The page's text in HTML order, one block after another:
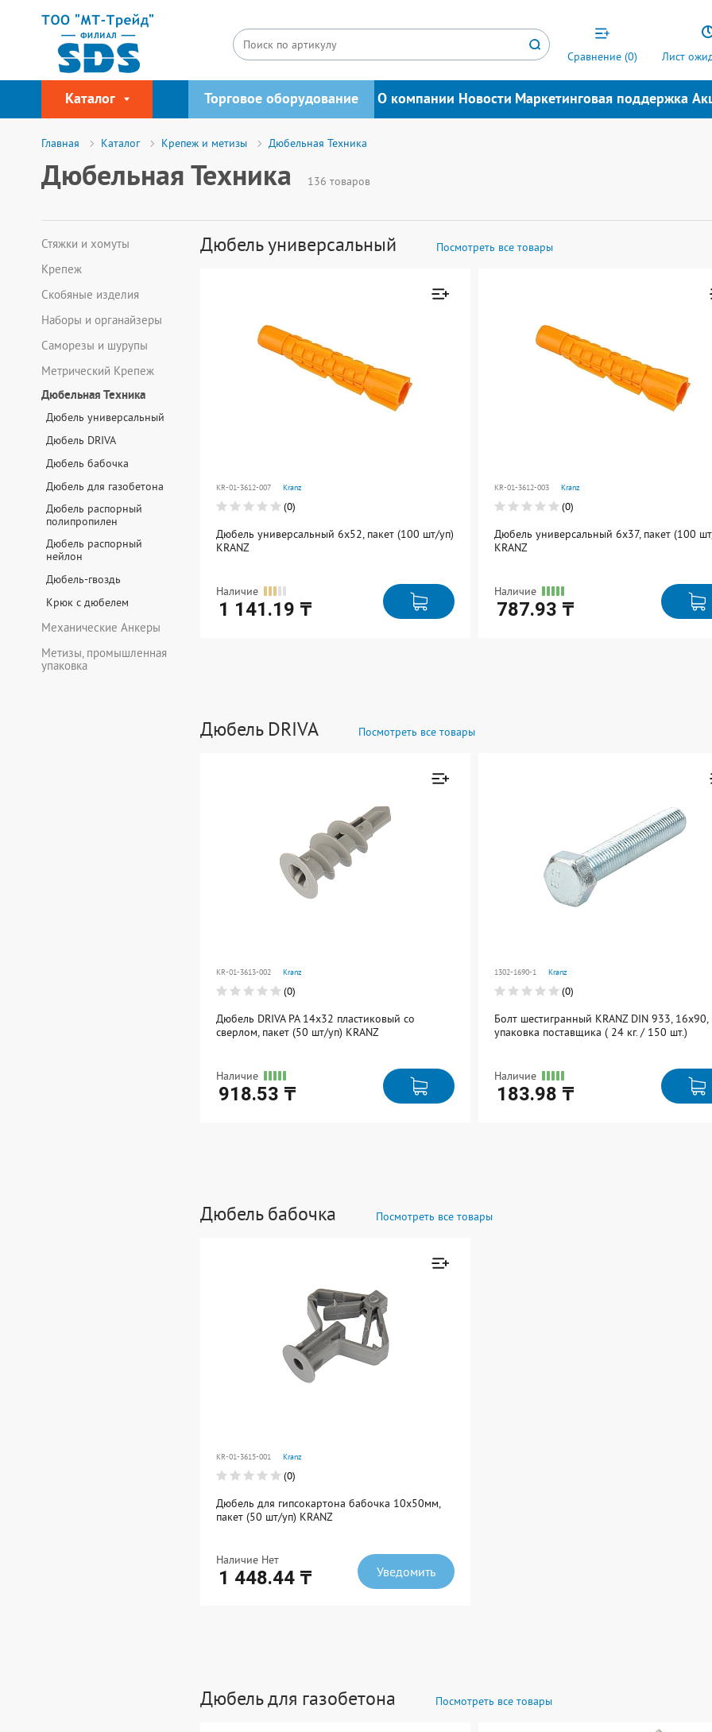
Сравнение (0) Лист
Каталог Торговое оборудование О компании Новости Маркетинговая поддержка
Главная Каталог Крепеж и метизы Дюбельная Техника
Дюбельная Техника 136 товаров
Стяжки и хомуты
Крепеж
Скобяные изделия
Наборы и органайзеры
Саморезы и шурупы
Метрический Крепеж
Дюбельная Техника
Дюбель универсальный
Дюбель DRIVA
Дюбель бабочка
Дюбель для газобетона
Дюбель распорный
полипропилен
Дюбель распорный
нейлон
Дюбель-гвоздь
Крюк с дюбелем
Механические Анкеры
Метизы, промышленная
упаковка
Дюбель универсальный Посмотреть все товары
Перейти
KR-01-3612-007 Kranz
(0)
Дюбель универсальный 6х52, пакет (100 шт/уп)
KRANZ
Наличие
1 141.19 ₸
Перейти
KR-01-3612-003 Kranz
(0)
Дюбель универсальный 6х37, пакет (100
KRANZ
Наличие
787.93 ₸
Дюбель DRIVA Посмотреть все товары
Товар добавлен к
сравнению
KR-01-3613-002 Kranz
(0)
Дюбель DRIVA PA 14х32 пластиковый со
сверлом, пакет (50 шт/уп) KRANZ
Наличие
918.53 ₸
Товар
сравнению
1302-1690-1 Kranz
(0)
Болт шестигранный KRANZ DIN 933, 16х90,
упаковка поставщика ( 24 кг. / 150 шт.)
Наличие
183.98 ₸
Дюбель бабочка Посмотреть все товары
Товар добавлен к
сравнению
Перейти
KR-01-3615-001 Kranz
(0)
Дюбель для гипсокартона бабочка 10х50мм,
пакет (50 шт/уп) KRANZ
Наличие Нет
1 448.44 ₸ Уведомить
Дюбель для газобетона Посмотреть все товары